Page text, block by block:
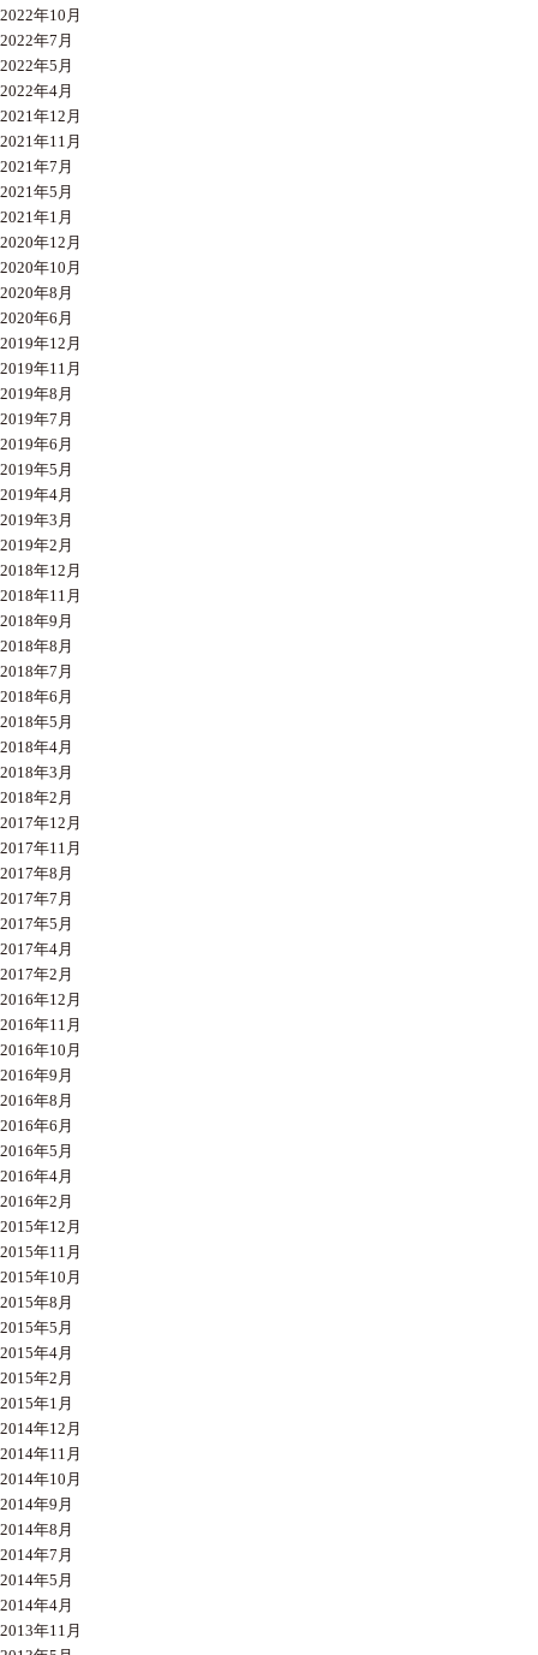
2022年10月
2022年7月
2022年5月
2022年4月
2021年12月
2021年11月
2021年7月
2021年5月
2021年1月
2020年12月
2020年10月
2020年8月
2020年6月
2019年12月
2019年11月
2019年8月
2019年7月
2019年6月
2019年5月
2019年4月
2019年3月
2019年2月
2018年12月
2018年11月
2018年9月
2018年8月
2018年7月
2018年6月
2018年5月
2018年4月
2018年3月
2018年2月
2017年12月
2017年11月
2017年8月
2017年7月
2017年5月
2017年4月
2017年2月
2016年12月
2016年11月
2016年10月
2016年9月
2016年8月
2016年6月
2016年5月
2016年4月
2016年2月
2015年12月
2015年11月
2015年10月
2015年8月
2015年5月
2015年4月
2015年2月
2015年1月
2014年12月
2014年11月
2014年10月
2014年9月
2014年8月
2014年7月
2014年5月
2014年4月
2013年11月